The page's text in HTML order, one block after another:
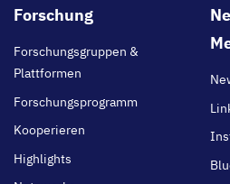
Footer
Forschung
Forschungsgruppen &
Plattformen
Forschungsprogramm
Kooperieren
Highlights